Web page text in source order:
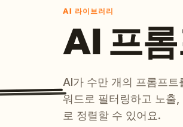
AI 라이브러리
AI 프
AI가 수만 개의 프롬프트
워드로 필터링하고 노출
로 정렬할 수 있어요.